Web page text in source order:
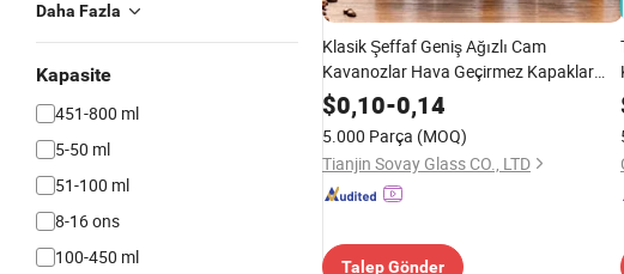
Daha Fazla
Kapasite
451-800 ml
5-50 ml
51-100 ml
8-16 ons
100-450 ml
Klasik Şeffaf Geniş Ağızlı Cam
Kavanozlar Hava Geçirmez Kapaklar
Zamansız Mutfak Düzeni
$0,10-0,14
5.000 Parça (MOQ)
Tianjin Sovay Glass CO., LTD
Talep Gönder